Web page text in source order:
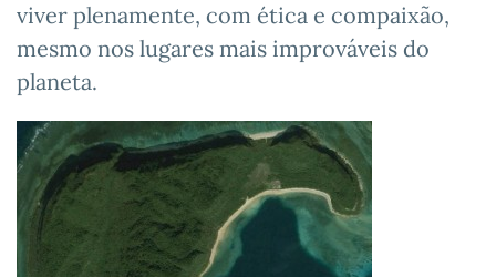
viver plenamente, com ética e compaixão,
mesmo nos lugares mais improváveis do
planeta.